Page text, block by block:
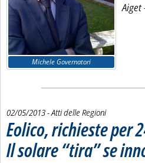
Michele Governatori
Aiget
02/05/2013- Atti delle Regioni
Eolico, richieste per
Il solare “tira” se